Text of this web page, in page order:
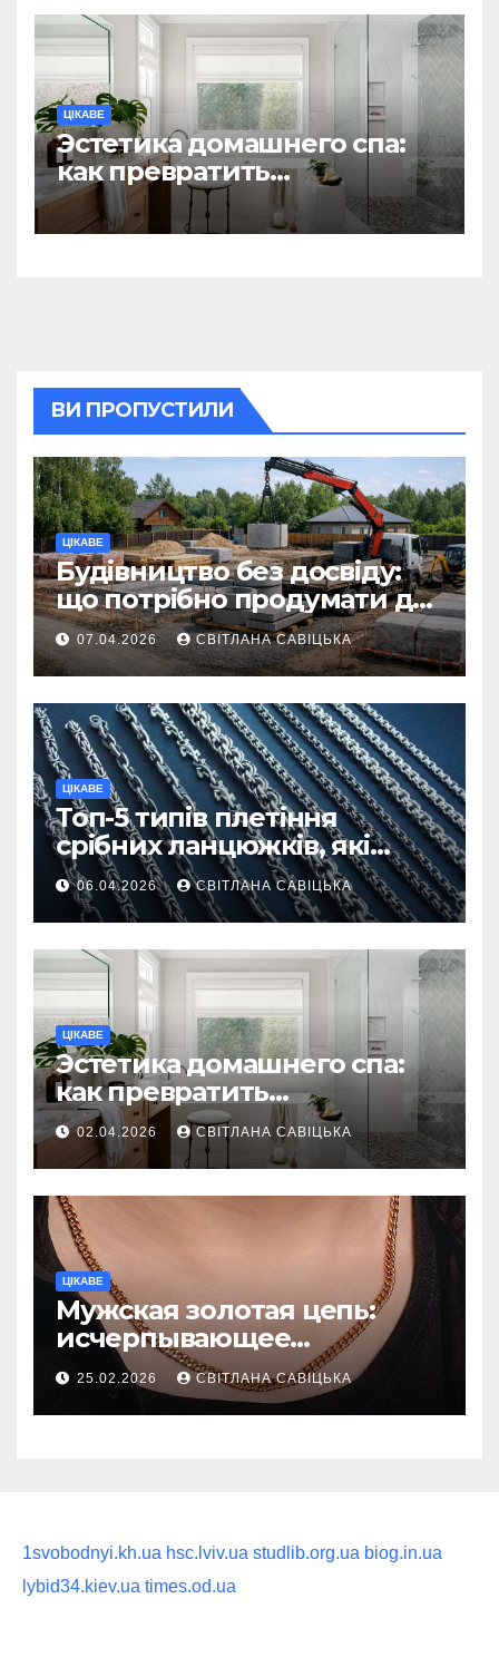
ЦІКАВЕ
Эстетика домашнего спа:
как превратить
ежедневную гигиену в
восстанавливающий
ВИ ПРОПУСТИЛИ
ЦІКАВЕ
Будівництво без досвіду:
що потрібно продумати до
першої доставки на
ділянку
07.04.2026 СВІТЛАНА САВІЦЬКА
ЦІКАВЕ
Топ-5 типів плетіння
срібних ланцюжків, які
вважаються
найнадійнішими
06.04.2026 СВІТЛАНА САВІЦЬКА
ЦІКАВЕ
Эстетика домашнего спа:
как превратить
ежедневную гигиену в
восстанавливающий
ритуал
02.04.2026 СВІТЛАНА САВІЦЬКА
ЦІКАВЕ
Мужская золотая цепь:
исчерпывающее
руководство по выбору
статусного украшения
25.02.2026 СВІТЛАНА САВІЦЬКА
1svobodnyi.kh.ua hsc.lviv.ua studlib.org.ua biog.in.ua
lybid34.kiev.ua times.od.ua